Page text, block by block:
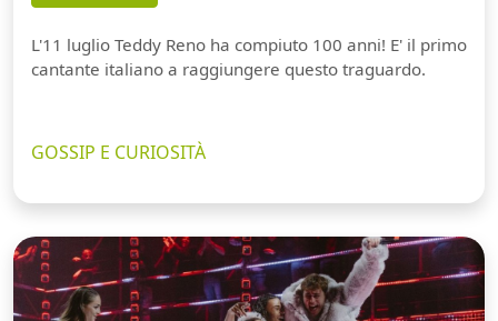
L'11 luglio Teddy Reno ha compiuto 100 anni! E' il primo
cantante italiano a raggiungere questo traguardo.
GOSSIP E CURIOSITÀ